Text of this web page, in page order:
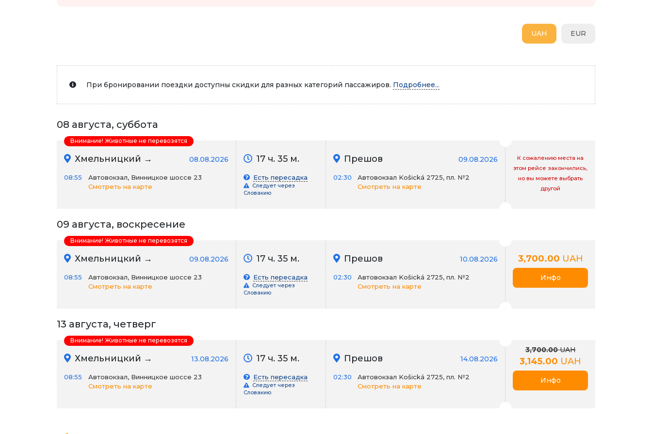
EUR
UAH
При бронировании поездки доступны скидки для разных категорий пассажиров. Подробнее...
08 августа, суббота
Хмельницкий → 08.08.2026
08:55
Автовокзал, Винницкое шоссе 23
Смотреть на карте
17 ч. 35 м.
Есть пересадка
Следует через
Словакию
Прешов 09.08.2026
02:30
Автовокзал Košická 2725, пл. №2
Смотреть на карте
К сожалению места на
этом рейсе закончились,
но вы можете выбрать
другой
Внимание! Животные не перевозятся
09 августа, воскресение
Хмельницкий → 09.08.2026
08:55
Автовокзал, Винницкое шоссе 23
Смотреть на карте
17 ч. 35 м.
Есть пересадка
Следует через
Словакию
Прешов 10.08.2026
02:30
Автовокзал Košická 2725, пл. №2
Смотреть на карте
3,700.00 UAH
Инфо
Внимание! Животные не перевозятся
13 августа, четверг
Хмельницкий → 13.08.2026
08:55
Автовокзал, Винницкое шоссе 23
Смотреть на карте
17 ч. 35 м.
Есть пересадка
Следует через
Словакию
Прешов 14.08.2026
02:30
Автовокзал Košická 2725, пл. №2
Смотреть на карте
3,700.00UAH
3,145.00 UAH
Инфо
Внимание! Животные не перевозятся